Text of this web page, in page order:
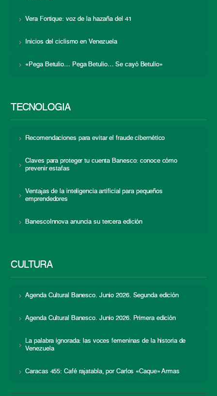
Vera Fortique: voz de la hazaña del 41
Inicios del ciclismo en Venezuela
«Pega Betulio… Pega Betulio… Se cayó Betulio»
TECNOLOGÍA
Recomendaciones para evitar el fraude cibernético
Claves para proteger tu cuenta Banesco: conoce cómo
prevenir estafas
Ventajas de la inteligencia artificial para pequeños
emprendedores
BanescoInnova anuncia su tercera edición
CULTURA
Agenda Cultural Banesco. Junio 2026. Segunda edición
Agenda Cultural Banesco. Junio 2026. Primera edición
La palabra ignorada: las voces femeninas de la historia de
Venezuela
Caracas 455: Café rajatabla, por Carlos «Caque» Armas